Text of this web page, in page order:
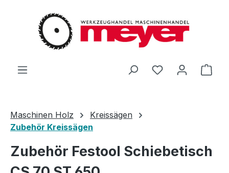
Zum Hauptinhalt springen
Du hast 0
Maschinen Holz
Kreissägen
Zubehör Kreissägen
Zubehör Festool Schiebetisch